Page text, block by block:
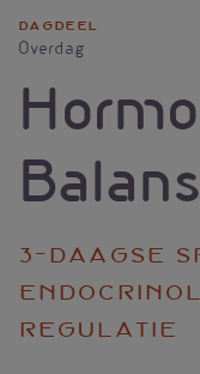
Dagdeel
Overdag
3-daagse
regulatie